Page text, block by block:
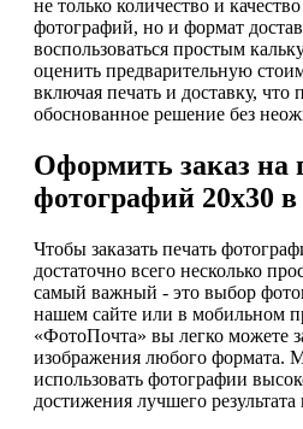
не только количество и
фотографий, но и формат
воспользоваться простым
оценить предварительную
включая печать и доставку, что
обоснованное решение без
Оформить заказ на
фотографий 20х30
Чтобы заказать печать
достаточно всего несколько
самый важный - это выбор
нашем сайте или в мобильном
«ФотоПочта» вы легко можете
изображения любого формата.
использовать фотографии
достижения лучшего результата